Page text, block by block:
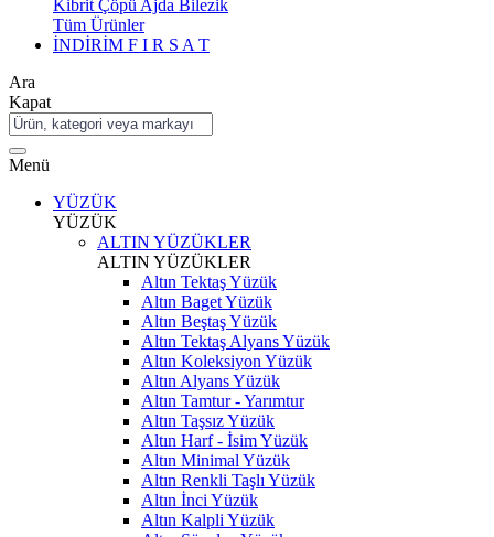
Kibrit Çöpü Ajda Bilezik
Tüm Ürünler
İNDİRİM F I R S A T
Ara
Kapat
Menü
YÜZÜK
YÜZÜK
ALTIN YÜZÜKLER
ALTIN YÜZÜKLER
Altın Tektaş Yüzük
Altın Baget Yüzük
Altın Beştaş Yüzük
Altın Tektaş Alyans Yüzük
Altın Koleksiyon Yüzük
Altın Alyans Yüzük
Altın Tamtur - Yarımtur
Altın Taşsız Yüzük
Altın Harf - İsim Yüzük
Altın Minimal Yüzük
Altın Renkli Taşlı Yüzük
Altın İnci Yüzük
Altın Kalpli Yüzük